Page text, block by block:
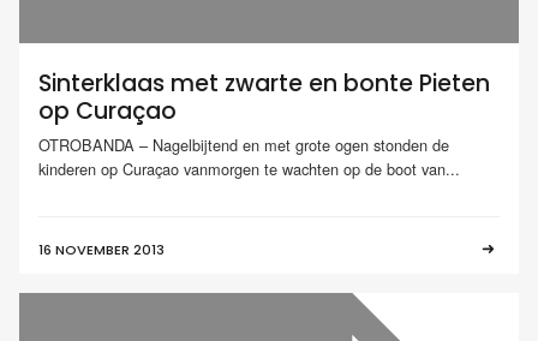
Sinterklaas met zwarte en bonte Pieten
op Curaçao
OTROBANDA – Nagelbijtend en met grote ogen stonden de
kinderen op Curaçao vanmorgen te wachten op de boot van...
16 NOVEMBER 2013